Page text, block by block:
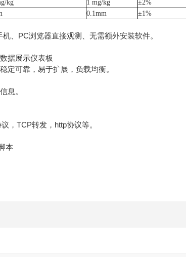
kg 1 mg/kg
±2%
0.1mm ±1%
PC浏览器直接观测、无需额外安装软件。
据展示仪表板
可靠，易于扩展，负载均衡。
息。
TCP转发，http协议等。
本